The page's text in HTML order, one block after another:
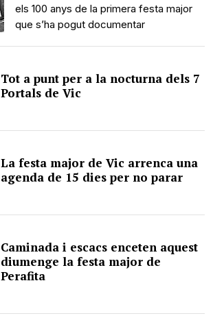
els 100 anys de la primera festa major
que s’ha pogut documentar
Tot a punt per a la nocturna dels 7
Portals de Vic
La festa major de Vic arrenca una
agenda de 15 dies per no parar
Caminada i escacs enceten aquest
diumenge la festa major de
Perafita